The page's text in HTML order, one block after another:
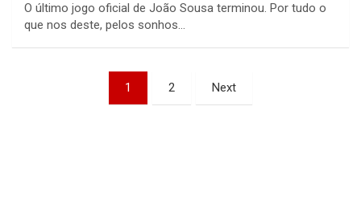
O último jogo oficial de João Sousa terminou. Por tudo o
que nos deste, pelos sonhos…
1 2 Next